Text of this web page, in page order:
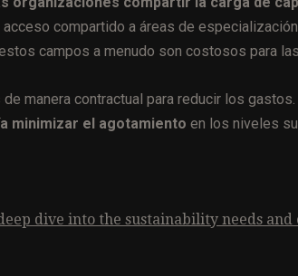
acceso compartido a áreas de
campos a menudo son costosos para
manera contractual para reducir los gastos.
minimizar el agotamiento en los niveles
dive into the sustainability needs